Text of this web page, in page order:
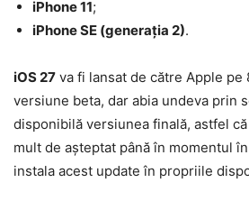
iPhone 11;
iPhone SE (generația 2).
iOS 27 va fi lansat de către Apple pe
versiune beta, dar abia undeva prin
disponibilă versiunea finală, astfel
mult de așteptat până în momentul
instala acest update în propriile